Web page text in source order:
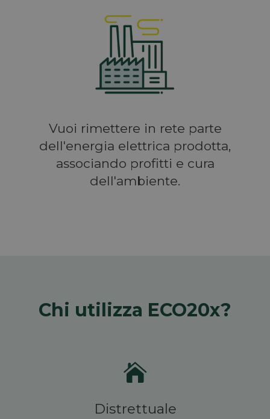
Vuoi rimettere in rete parte
dell'energia elettrica prodotta,
associando profitti e cura
dell'ambiente.
Chi utilizza ECO20x?

Distrettuale